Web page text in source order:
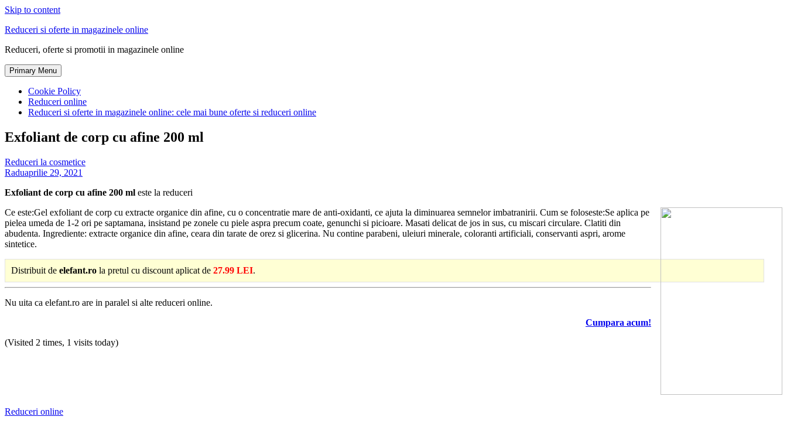
Skip to content
Reduceri si oferte in magazinele online
Reduceri, oferte si promotii in magazinele online
Primary Menu
Cookie Policy
Reduceri online
Reduceri si oferte in magazinele online: cele mai bune oferte si reduceri online
Exfoliant de corp cu afine 200 ml
Reduceri la cosmetice
Raduaprilie 29, 2021
Exfoliant de corp cu afine 200 ml este la reduceri
Ce este:Gel exfoliant de corp cu extracte organice din afine, cu o concentratie mare de anti-oxidanti, ce ajuta la diminuarea semnelor imbatranirii. Cum se foloseste:Se aplica pe
pielea umeda de 1-2 ori pe saptamana, insistand pe zonele cu piele aspra precum coate, genunchi si picioare. Masati delicat de jos in sus, cu miscari circulare. Clatiti din
abudenta. Ingrediente: extracte organice din afine, ceara din tarate de orez si glicerina. Nu contine parabeni, uleiuri minerale, coloranti artificiali, conservanti aspri, arome
sintetice.
Distribuit de elefant.ro la pretul cu discount aplicat de 27.99 LEI.
Nu uita ca elefant.ro are in paralel si alte reduceri online.
Cumpara acum!
(Visited 2 times, 1 visits today)
Reduceri online